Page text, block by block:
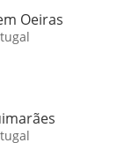
Oeiras